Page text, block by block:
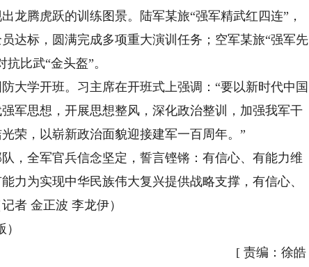
腾虎跃的训练图景。陆军某旅“强军精武红四连”，
达标，圆满完成多项重大演训任务；空军某旅“强军先
比武“金头盔”。
学开班。习主席在开班式上强调：“要以新时代中国
军思想，开展思想整风，深化政治整训，加强我军干
荣，以崭新政治面貌迎接建军一百周年。”
全军官兵信念坚定，誓言铿锵：有信心、有能力维
力为实现中华民族伟大复兴提供战略支撑，有信心、
记者 金正波 李龙伊）
[ 责编：徐皓